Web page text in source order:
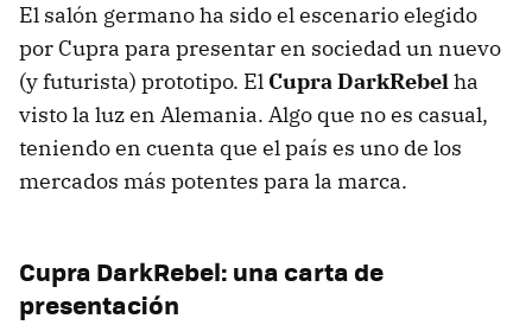
El salón germano ha sido el escenario elegido
por Cupra para presentar en sociedad un nuevo
(y futurista) prototipo. El Cupra DarkRebelha
visto la luz en Alemania. Algo que no es casual,
teniendo en cuenta que el país es uno de los
mercados más potentes para la marca.
Cupra DarkRebel: una carta de
presentación